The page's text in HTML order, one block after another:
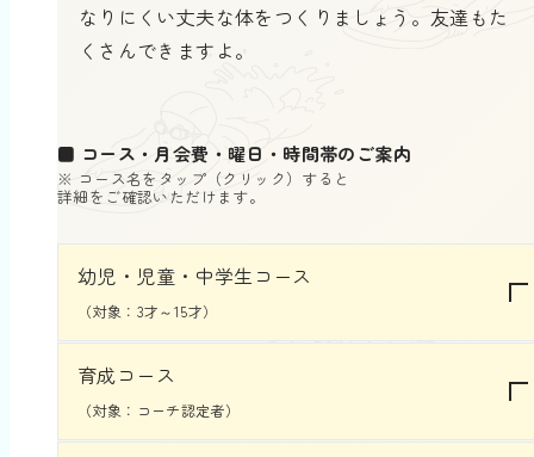
なりにくい丈夫な体をつくりましょう。友達もた
くさんできますよ。
■ コース・月会費・曜日・時間帯のご案内
※ コース名をタップ（クリック）すると
詳細をご確認いただけます。
幼児・児童・中学生コース
（対象：3才～15才）
育成コース
（対象：コーチ認定者）